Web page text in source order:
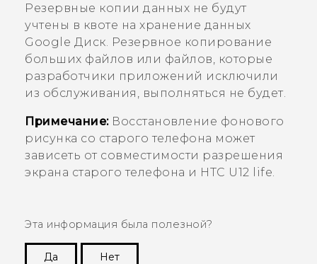
Резервные копии данных не будут
учтены в квоте на хранение данных
Google Диск . Резервное копирование
больших файлов или файлов, которые
разработчики приложений исключили
из обслуживания, выполняться не будет.
Примечание:Восстановление фонового
рисунка со старого телефона может
зависеть от совместимости разрешения
экрана старого телефона и HTC U12 life
Эта информация была полезной?
Да
Нет